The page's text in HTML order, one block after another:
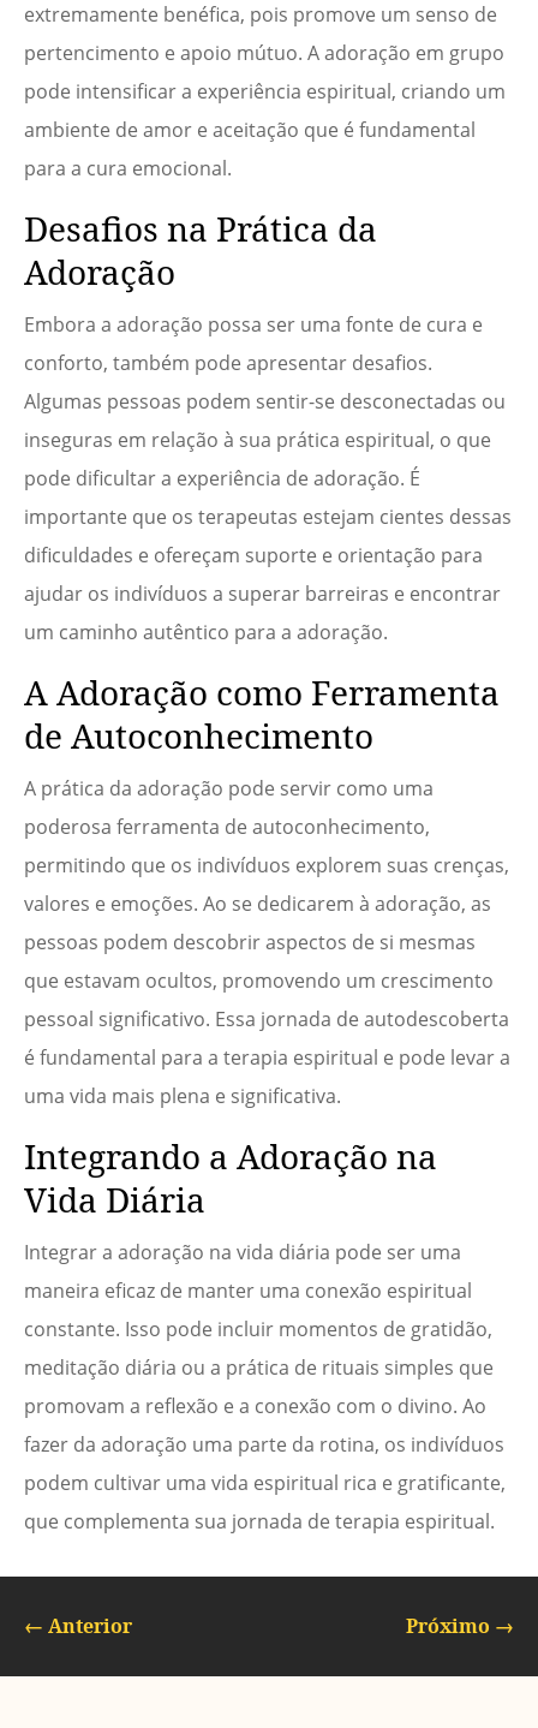
extremamente benéfica, pois promove um senso de
pertencimento e apoio mútuo. A adoração em grupo
pode intensificar a experiência espiritual, criando um
ambiente de amor e aceitação que é fundamental
para a cura emocional.
Desafios na Prática da
Adoração
Embora a adoração possa ser uma fonte de cura e
conforto, também pode apresentar desafios.
Algumas pessoas podem sentir-se desconectadas ou
inseguras em relação à sua prática espiritual, o que
pode dificultar a experiência de adoração. É
importante que os terapeutas estejam cientes dessas
dificuldades e ofereçam suporte e orientação para
ajudar os indivíduos a superar barreiras e encontrar
um caminho autêntico para a adoração.
A Adoração como Ferramenta
de Autoconhecimento
A prática da adoração pode servir como uma
poderosa ferramenta de autoconhecimento,
permitindo que os indivíduos explorem suas crenças,
valores e emoções. Ao se dedicarem à adoração, as
pessoas podem descobrir aspectos de si mesmas
que estavam ocultos, promovendo um crescimento
pessoal significativo. Essa jornada de autodescoberta
é fundamental para a terapia espiritual e pode levar a
uma vida mais plena e significativa.
Integrando a Adoração na
Vida Diária
Integrar a adoração na vida diária pode ser uma
maneira eficaz de manter uma conexão espiritual
constante. Isso pode incluir momentos de gratidão,
meditação diária ou a prática de rituais simples que
promovam a reflexão e a conexão com o divino. Ao
fazer da adoração uma parte da rotina, os indivíduos
podem cultivar uma vida espiritual rica e gratificante,
que complementa sua jornada de terapia espiritual.
← Anterior Próximo →